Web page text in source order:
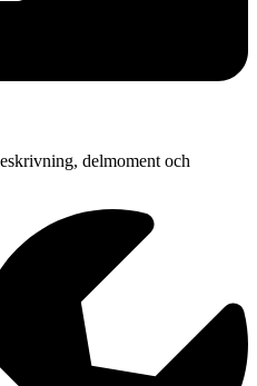
delmoment och